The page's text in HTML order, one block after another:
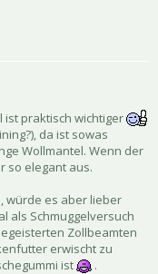
ist praktisch wichtiger
da ist sowas
Wollmantel. Wenn der
so elegant aus.
würde es aber lieber
als Schmuggelversuch
Zollbeamten
erwischt zu
ist
.